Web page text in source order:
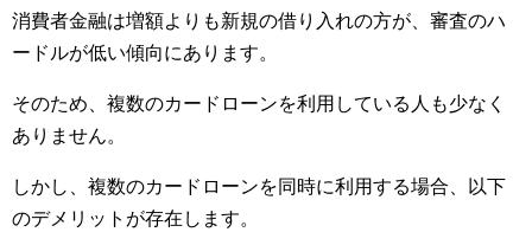
消費者金融は増額よりも新規の借り入れの方が、審査のハ
ードルが低い傾向にあります。
そのため、複数のカードローンを利用している人も少なく
ありません。
しかし、複数のカードローンを同時に利用する場合、以下
のデメリットが存在します。